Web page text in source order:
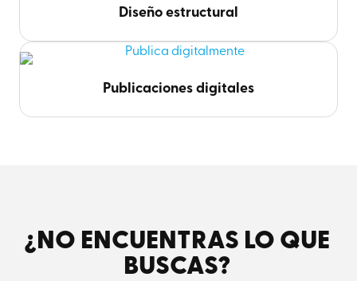
Diseño estructural
Publicaciones digitales
¿NO ENCUENTRAS LO QUE
BUSCAS?